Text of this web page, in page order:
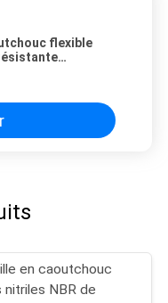
flexible
en caoutchouc
nitriles NBR de